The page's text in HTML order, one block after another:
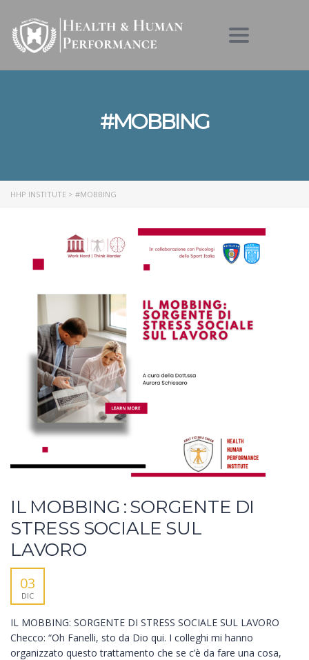
Toggle
#MOBBING
HHP INSTITUTE > #MOBBING
IL MOBBING : SORGENTE DI
STRESS SOCIALE SUL
LAVORO
03
DIC
IL MOBBING: SORGENTE DI STRESS SOCIALE SUL LAVORO
Checco: “Oh Fanelli, sto da Dio qui. I colleghi mi hanno
organizzato questo trattamento che se c’è da fare una cosa,